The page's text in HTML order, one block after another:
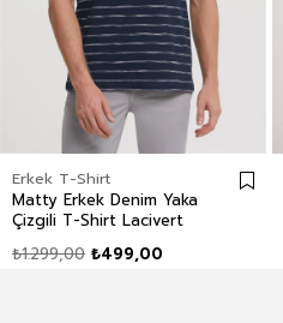
Erkek T-Shirt
Matty Erkek Denim Yaka
Çizgili T-Shirt Lacivert
₺499,00
₺1.299,00